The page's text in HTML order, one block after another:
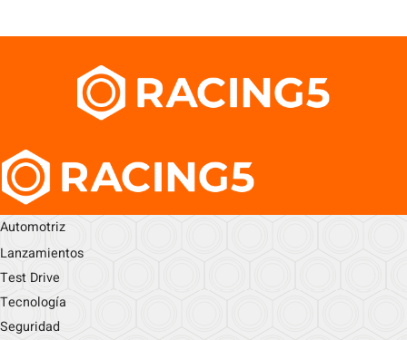
Automotriz
Lanzamientos
Test Drive
Tecnología
Seguridad